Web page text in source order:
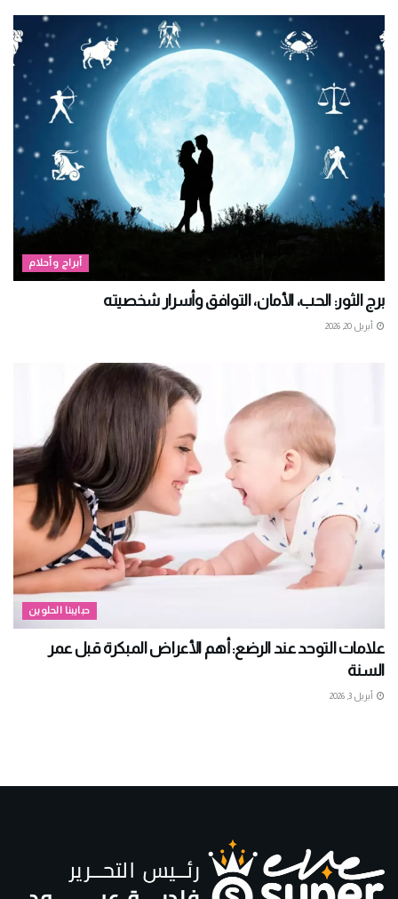
أبراج وأحلام
برج الثور: الحب، الأمان، التوافق وأسرار شخصيته
أبريل 20, 2026
حبايبنا الحلوين
علامات التوحد عند الرضع: أهم الأعراض المبكرة قبل عمر
السنة
أبريل 3, 2026